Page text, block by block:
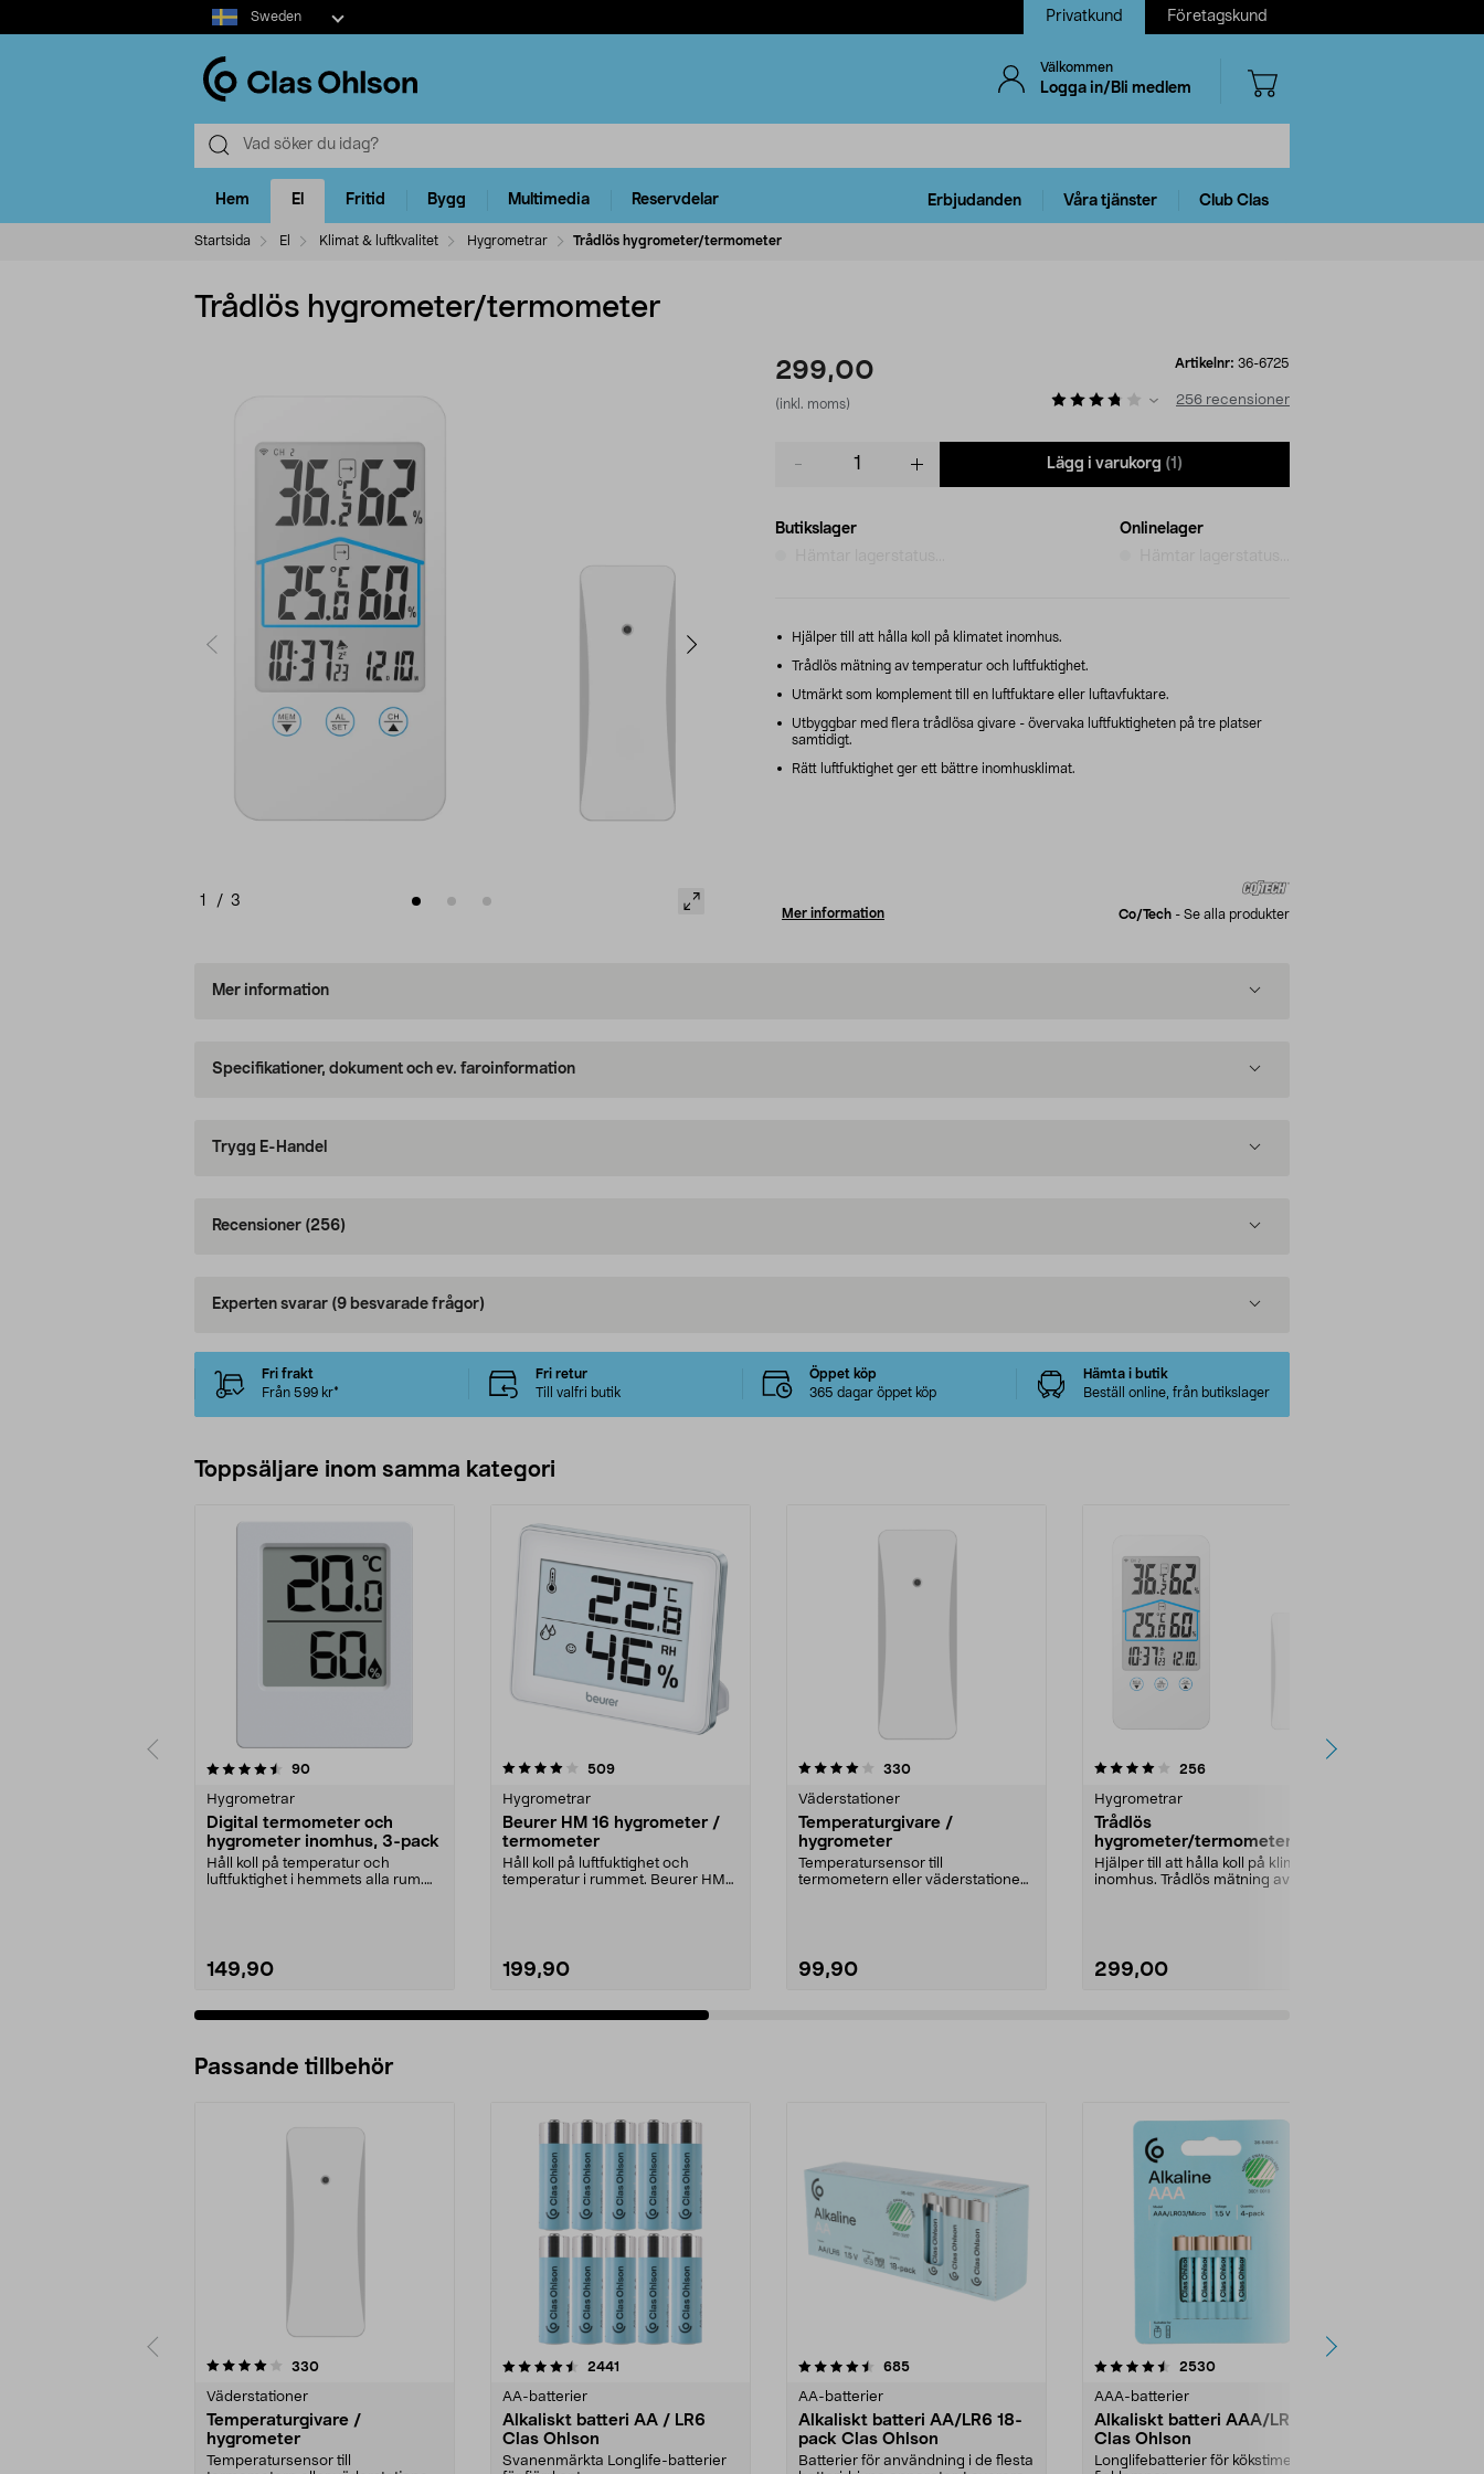
Select
market
Sweden Privatkund Företagskund
Välkommen
Logga in/Bli medlem
Hem El Fritid Bygg Multimedia Reservdelar Erbjudanden Våra tjänster Club Clas
Startsida El Klimat & luftkvalitet Hygrometrar Trådlös hygrometer/termometer
Trådlös hygrometer/termometer
1 / 3
299,00
(inkl. moms)
Artikelnr: 36-6725
256 recensioner
Lägg i varukorg (1)
Butikslager
Onlinelager
Hjälper till att hålla koll på klimatet inomhus.
Trådlös mätning av temperatur och luftfuktighet.
Utmärkt som komplement till en luftfuktare eller luftavfuktare.
Utbyggbar med flera trådlösa givare - övervaka luftfuktigheten på tre platser
samtidigt.
Rätt luftfuktighet ger ett bättre inomhusklimat.
Mer information Co/tech - Se alla produkter
Mer information
Specifikationer, dokument och ev. faroinformation
Trygg E-Handel
Recensioner (256)
Experten svarar (9 besvarade frågor)
Fri frakt
Från 599 kr*
Fri retur
Till valfri butik
Öppet köp
365 dagar öppet köp
Hämta i butik
Beställ online, från butikslager
Toppsäljare inom samma kategori
90recensioner
Hygrometrar
Digital termometer och
hygrometer inomhus, 3-pack
Håll koll på temperatur och
luftfuktighet i hemmets alla rum.
149,90
4.0 av 5 stjärnor 509recensioner
Hygrometrar
Beurer HM 16 hygrometer /
termometer
Håll koll på luftfuktighet och
temperatur i rummet. Beurer HM
199,90
4.0 av 5 stjärnor 330recensioner
Väderstationer
Temperaturgivare /
hygrometer
Temperatursensor till
termometern eller väderstationen.
99,90
4.0 av 5 stjärnor 256recensioner
Hygrometrar
Trådlös
hygrometer/termometer
Hjälper till att hålla koll på klimatet
inomhus. Trådlös mätning av
299,00
4.5 av 5 stjärnor
Passande tillbehör
330recensioner
Väderstationer
Temperaturgivare /
hygrometer
Temperatursensor till
4.5av 5 stjärnor 2441
AA-batterier
Alkaliskt batteri AA / LR6
Clas Ohlson
Svanenmärkta Longlife-batterier
4.5av 5 stjärnor 685recensioner
AA-batterier
Alkaliskt batteri AA/LR6 18-
pack Clas Ohlson
Batterier för användning i de flesta
4.5av 5 stjärnor 2530recensioner
AAA-batterier
Alkaliskt batteri AAA/LR03
Clas Ohlson
Longlifebatterier för kökstimers,
4.5av 5 stjärnor